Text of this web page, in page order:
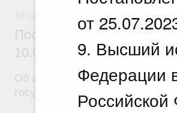
от
9. Высший
Федерации
Российской
Постановление
10.07.2026 г. № 869
Об авансировании
государственного контракта